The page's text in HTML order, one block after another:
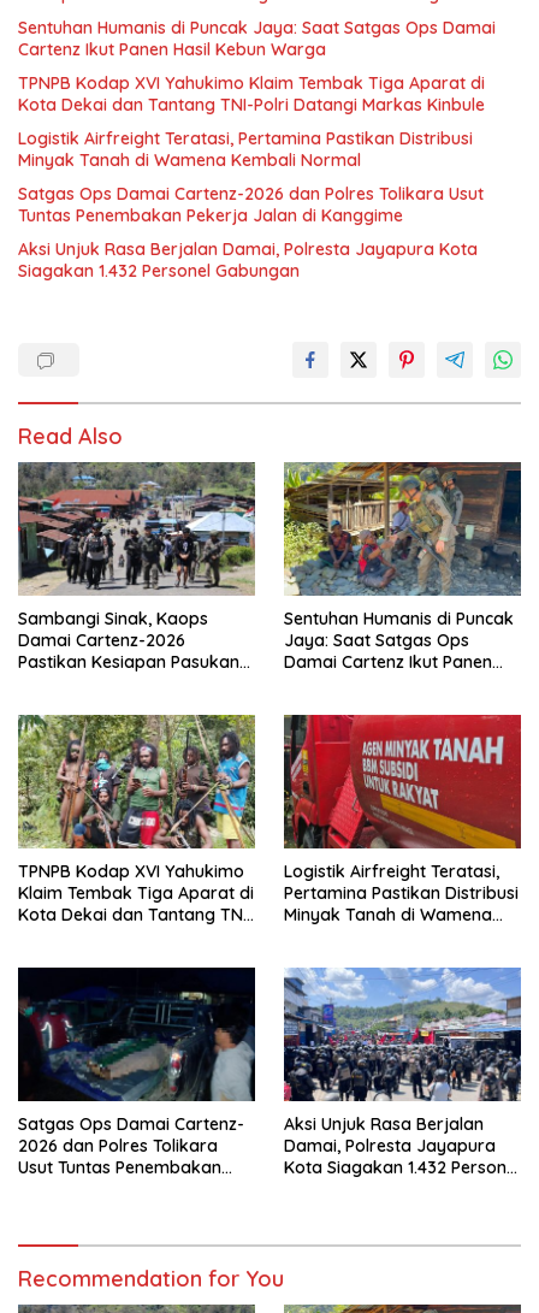
Sentuhan Humanis di Puncak Jaya: Saat Satgas Ops Damai
Cartenz Ikut Panen Hasil Kebun Warga
TPNPB Kodap XVI Yahukimo Klaim Tembak Tiga Aparat di
Kota Dekai dan Tantang TNI-Polri Datangi Markas Kinbule
Logistik Airfreight Teratasi, Pertamina Pastikan Distribusi
Minyak Tanah di Wamena Kembali Normal
Satgas Ops Damai Cartenz-2026 dan Polres Tolikara Usut
Tuntas Penembakan Pekerja Jalan di Kanggime
Aksi Unjuk Rasa Berjalan Damai, Polresta Jayapura Kota
Siagakan 1.432 Personel Gabungan
Read Also
Sambangi Sinak, Kaops
Damai Cartenz-2026
Pastikan Kesiapan Pasukan
Sentuhan Humanis di Puncak
Jaya: Saat Satgas Ops
Damai Cartenz Ikut Panen
TPNPB Kodap XVI Yahukimo
Klaim Tembak Tiga Aparat di
Kota Dekai dan Tantang TNI-
Logistik Airfreight Teratasi,
Pertamina Pastikan Distribusi
Minyak Tanah di Wamena
Satgas Ops Damai Cartenz-
2026 dan Polres Tolikara
Usut Tuntas Penembakan
Aksi Unjuk Rasa Berjalan
Damai, Polresta Jayapura
Kota Siagakan 1.432 Personel
Recommendation for You